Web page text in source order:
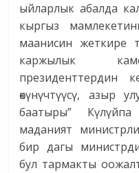
ыйларлык абалда
кыргыз
маанисин жеткире
каржылык
президенттердин
өкүнүчтүүсү, азыр
баатыры”
маданият
бир дагы
бул тармакты